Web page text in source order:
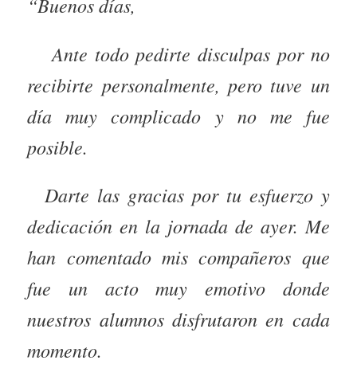
“Buenos días,
Ante todo pedirte disculpas por no
recibirte personalmente, pero tuve un
día muy complicado y no me fue
posible.
Darte las gracias por tu esfuerzo y
dedicación en la jornada de ayer. Me
han comentado mis compañeros que
fue un acto muy emotivo donde
nuestros alumnos disfrutaron en cada
momento.